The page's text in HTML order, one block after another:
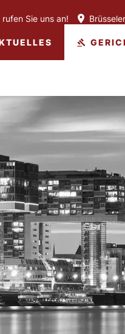
Sie uns an!